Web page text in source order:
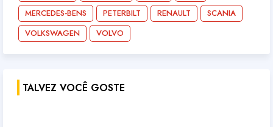
MERCEDES-BENS
PETERBILT RENAULT
SCANIA
VOLKSWAGEN
VOLVO
TALVEZ VOCÊ GOSTE